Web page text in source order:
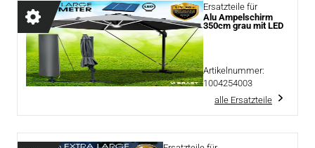
Ersatzteile für
Alu Ampelschirm
350cm grau mit LED
Artikelnummer:
1004254003
alle Ersatzteile